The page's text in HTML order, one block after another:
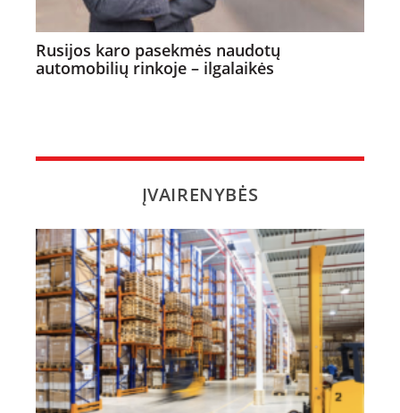
Rusijos karo pasekmės naudotų
automobilių rinkoje – ilgalaikės
ĮVAIRENYBĖS